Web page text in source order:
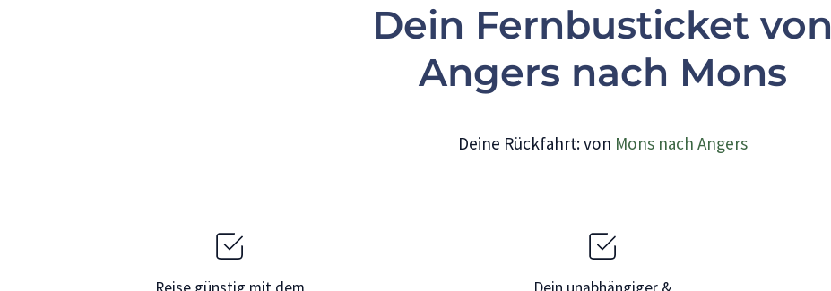
Dein Fernbusticket von
Angers nach Mons
Deine Rückfahrt: von Mons nach Angers